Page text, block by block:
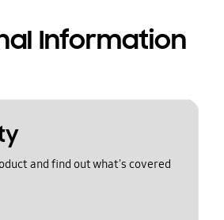
Information
and find out what's covered